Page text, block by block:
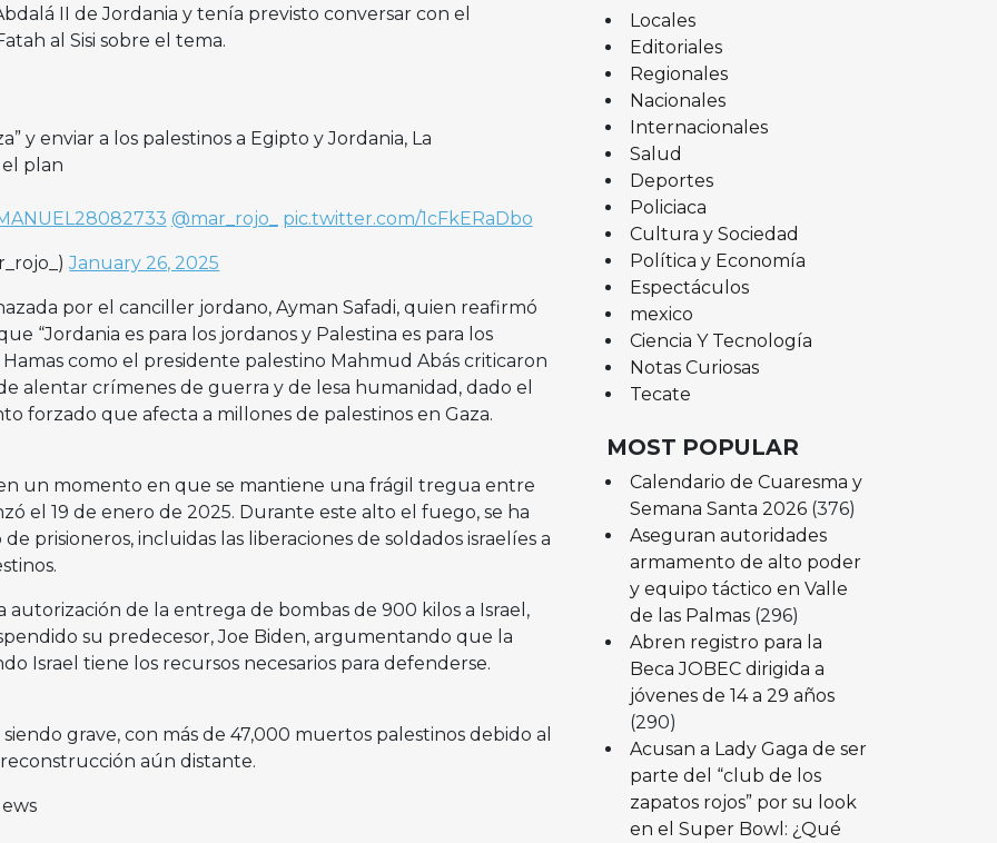
II de Jordania y tenía previsto conversar con el
al Sisi sobre el tema.
y enviar a los palestinos a Egipto y Jordania, La
plan
@mar_rojo_ pic.twitter.com/1cFkERaDbo
January 26, 2025
por el canciller jordano, Ayman Safadi, quien reafirmó
“Jordania es para los jordanos y Palestina es para los
Hamas como el presidente palestino Mahmud Abás criticaron
alentar crímenes de guerra y de lesa humanidad, dado el
forzado que afecta a millones de palestinos en Gaza.
un momento en que se mantiene una frágil tregua entre
el 19 de enero de 2025. Durante este alto el fuego, se ha
prisioneros, incluidas las liberaciones de soldados israelíes a
autorización de la entrega de bombas de 900 kilos a Israel,
su predecesor, Joe Biden, argumentando que la
Israel tiene los recursos necesarios para defenderse.
grave, con más de 47,000 muertos palestinos debido al
aún distante.
Locales
Editoriales
Regionales
Nacionales
Internacionales
Salud
Deportes
Policiaca
Cultura y Sociedad
Política y Economía
Espectáculos
mexico
Ciencia Y Tecnología
Notas Curiosas
Tecate
MOST POPULAR
Calendario de Cuaresma y
Semana Santa 2026 (376)
Aseguran autoridades
armamento de alto poder
y equipo táctico en Valle
de las Palmas (296)
Abren registro para la
Beca JOBEC dirigida a
jóvenes de 14 a 29 años
(290)
Acusan a Lady Gaga de ser
parte del “club de los
zapatos rojos” por su look
en el Super Bowl: ¿Qué